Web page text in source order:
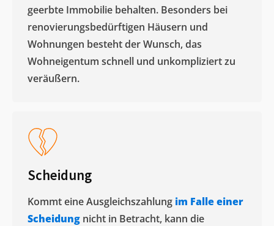
geerbte Immobilie behalten. Besonders bei
renovierungsbedürftigen Häusern und
Wohnungen besteht der Wunsch, das
Wohneigentum schnell und unkompliziert zu
veräußern. ​
Scheidung
Kommt eine Ausgleichszahlung im Falle einer
Scheidung nicht in Betracht, kann die